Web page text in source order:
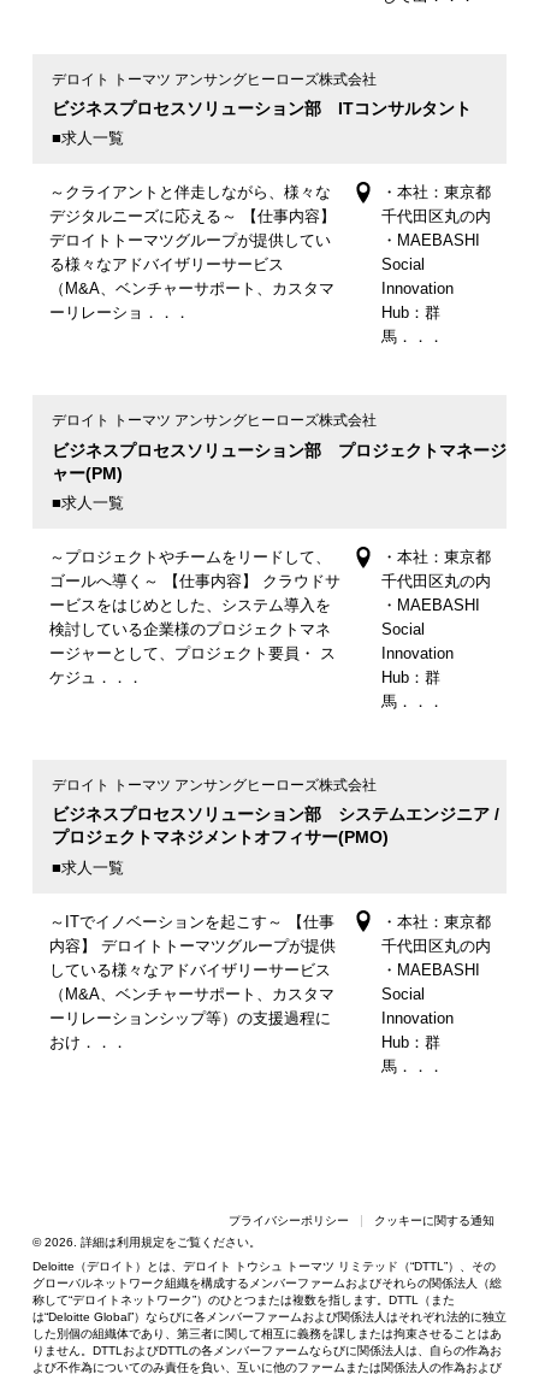
ビジネスプロセスソリューション部 ITコンサルタント
■求人一覧
デロイト トーマツ アンサングヒーローズ株式会社
～クライアントと伴走しながら、様々な
デジタルニーズに応える～ 【仕事内容】
デロイトトーマツグループが提供してい
る様々なアドバイザリーサービス
（M&A、ベンチャーサポート、カスタマ
ーリレーショ．．．
・本社：東京都
千代田区丸の内
・MAEBASHI
Social
Innovation
Hub：群
馬．．．
ビジネスプロセスソリューション部 プロジェクトマネージ
ャー(PM)
■求人一覧
デロイト トーマツ アンサングヒーローズ株式会社
～プロジェクトやチームをリードして、
ゴールへ導く～ 【仕事内容】 クラウドサ
ービスをはじめとした、システム導入を
検討している企業様のプロジェクトマネ
ージャーとして、プロジェクト要員・ ス
ケジュ．．．
・本社：東京都
千代田区丸の内
・MAEBASHI
Social
Innovation
Hub：群
馬．．．
ビジネスプロセスソリューション部 システムエンジニア /
プロジェクトマネジメントオフィサー(PMO)
■求人一覧
デロイト トーマツ アンサングヒーローズ株式会社
～ITでイノベーションを起こす～ 【仕事
内容】 デロイトトーマツグループが提供
している様々なアドバイザリーサービス
（M&A、ベンチャーサポート、カスタマ
ーリレーションシップ等）の支援過程に
おけ．．．
・本社：東京都
千代田区丸の内
・MAEBASHI
Social
Innovation
Hub：群
馬．．．
プライバシーポリシー
クッキーに関する通知
© 2026. 詳細は利用規定をご覧ください。
Deloitte（デロイト）とは、デロイト トウシュ トーマツ リミテッド（“DTTL”）、その
グローバルネットワーク組織を構成するメンバーファームおよびそれらの関係法人（総
称して“デロイトネットワーク”）のひとつまたは複数を指します。DTTL（また
は“Deloitte Global”）ならびに各メンバーファームおよび関係法人はそれぞれ法的に独立
した別個の組織体であり、第三者に関して相互に義務を課しまたは拘束させることはあ
りません。DTTLおよびDTTLの各メンバーファームならびに関係法人は、自らの作為お
よび不作為についてのみ責任を負い、互いに他のファームまたは関係法人の作為および